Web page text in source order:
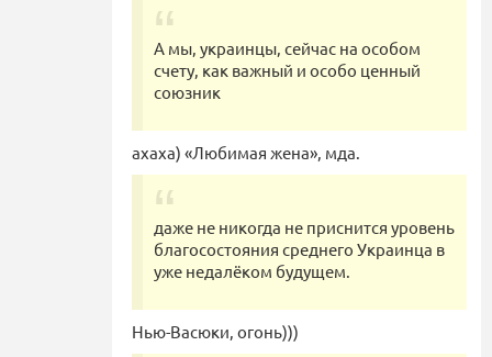
А мы, украинцы, сейчас на особом
счету, как важный и особо ценный
союзник
ахаха) «Любимая жена», мда.
даже не никогда не приснится уровень
благосостояния среднего Украинца в
уже недалёком будущем.
Нью-Васюки, огонь)))